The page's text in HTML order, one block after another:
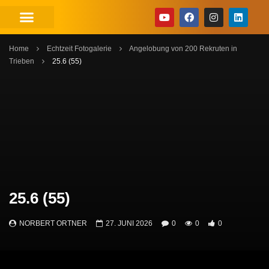
Home Echtzeit Fotogalerie
Angelobung von 200 Rekruten in
Trieben
25.6 (55)
25.6 (55)
NORBERT ORTNER 27. JUNI 2026 0 0 0